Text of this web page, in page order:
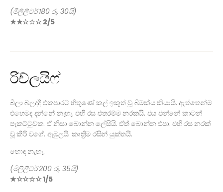
(මිලිලීටර් 180 රු. 30යි)
★★☆☆☆ 2/5
රිච්ලයිෆ්
බීලා බලද්දී එකපාරට හිතුණේ කල් ඉකුත් වූ බීමක්ය කියායි. ඇත්තෙන්ම
එහෙමද දන්නේ නැහැ. එහි රස එතරම්ම නරකයි. එය එන්නේ කාටන්
පැකට්ටුවක. ඒ නිසා බොන්න ලේසියි. ඒත් බොන්න එපා. එහි රස නරක්
වූ කිරි වගේ. ඇඹුලයි. කෘත්‍රිම රසින් යුක්තයි.
හොඳ නැහැ.
(මිලිලීටර් 200 රු. 35යි)
★☆☆☆☆ 1/5